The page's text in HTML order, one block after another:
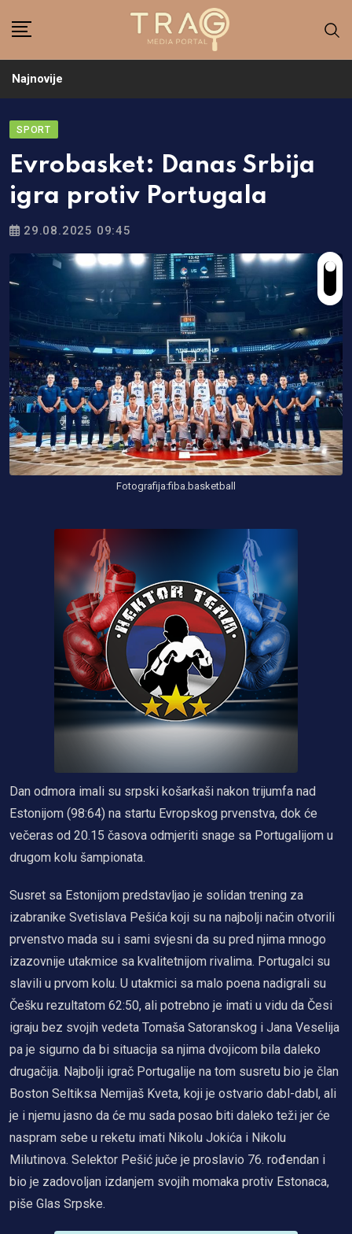
Najnovije
SPORT
Evrobasket: Danas Srbija
igra protiv Portugala
29.08.2025 09:45
Fotografija:fiba.basketball
Dan odmora imali su srpski košarkaši nakon trijumfa nad
Estonijom (98:64) na startu Evropskog prvenstva, dok će
večeras od 20.15 časova odmjeriti snage sa Portugalijom u
drugom kolu šampionata.
Susret sa Estonijom predstavljao je solidan trening za
izabranike Svetislava Pešića koji su na najbolji način otvorili
prvenstvo mada su i sami svjesni da su pred njima mnogo
izazovnije utakmice sa kvalitetnijom rivalima. Portugalci su
slavili u prvom kolu. U utakmici sa malo poena nadigrali su
Češku rezultatom 62:50, ali potrebno je imati u vidu da Česi
igraju bez svojih vedeta Tomaša Satoranskog i Jana Veselija
pa je sigurno da bi situacija sa njima dvojicom bila daleko
drugačija. Najbolji igrač Portugalije na tom susretu bio je član
Boston Seltiksa Nemijaš Kveta, koji je ostvario dabl-dabl, ali
je i njemu jasno da će mu sada posao biti daleko teži jer će
naspram sebe u reketu imati Nikolu Jokića i Nikolu
Milutinova. Selektor Pešić juče je proslavio 76. rođendan i
bio je zadovoljan izdanjem svojih momaka protiv Estonaca,
piše Glas Srpske.